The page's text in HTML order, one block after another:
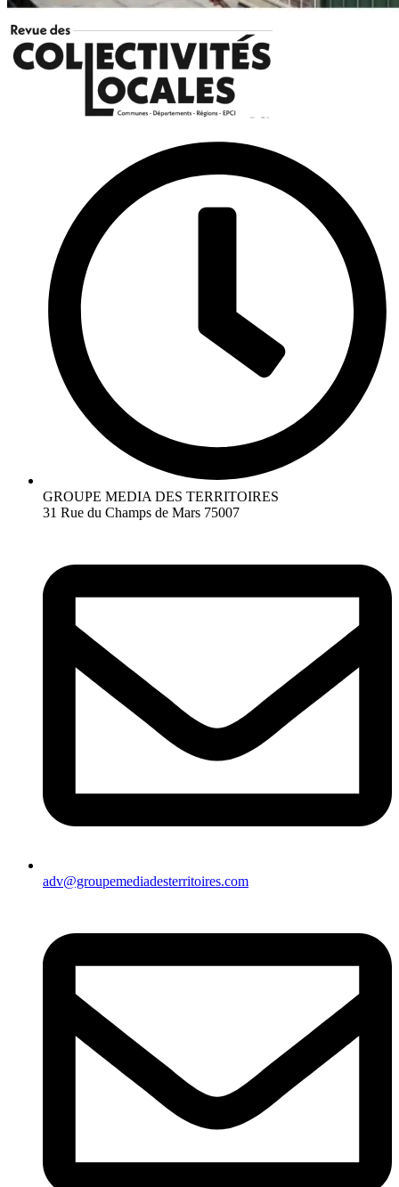
GROUPE MEDIA DES TERRITOIRES
31 Rue du Champs de Mars 75007
adv@groupemediadesterritoires.com